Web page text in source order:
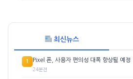
최신뉴스
1 Pixel 폰, 사용자 편의성 대폭 향상될 예정
24분전